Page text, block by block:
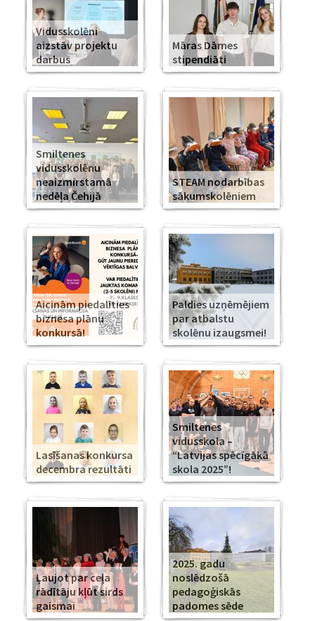
Vidusskolēni
aizstāv projektu
darbus
Māras Dāmes
stipendiāti
Smiltenes
vidusskolēnu
neaizmirstamā
nedēļa Čehijā
STEAM nodarbības
sākumskolēniem
Aicinām piedalīties
biznesa plānu
konkursā!
Paldies uzņēmējiem
par atbalstu
skolēnu izaugsmei!
Lasīšanas konkursa
decembra rezultāti
Smiltenes
vidusskola –
“Latvijas spēcīgākā
skola 2025”!
Ļaujot par ceļa
rādītāju kļūt sirds
gaismai
2025. gadu
noslēdzošā
pedagoģiskās
padomes sēde